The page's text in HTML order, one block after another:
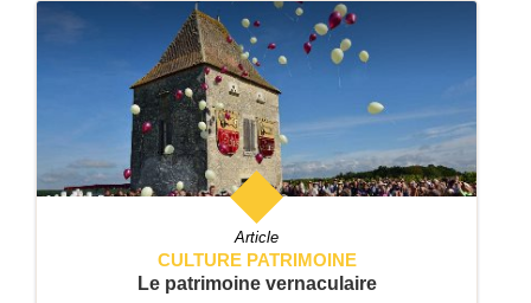
Article
CULTURE PATRIMOINE
Le patrimoine vernaculaire